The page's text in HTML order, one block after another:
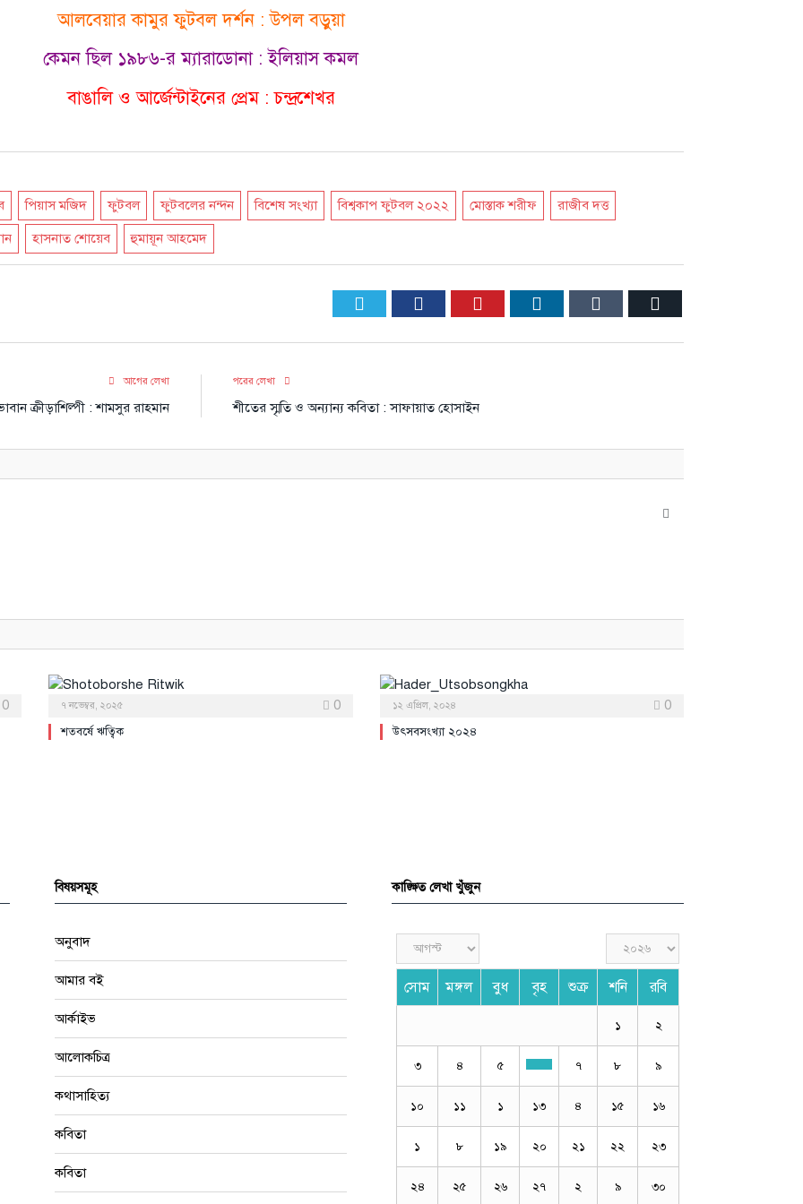
আলবেয়ার কামুর ফুটবল দর্শন : উপল বড়ুয়া
কেমন ছিল ১৯৮৬-র ম্যারাডোনা : ইলিয়াস কমল
বাঙালি ও আর্জেন্টাইনের প্রেম : চন্দ্রশেখর
পিয়াস মজিদ ফুটবল ফুটবলের নন্দন বিশেষ সংখ্যা বিশ্বকাপ ফুটবল ২০২২ মোস্তাক শরীফ রাজীব দত্ত
হাসনাত শোয়েব হুমায়ূন আহমেদ
Twitter Facebook Pinterest LinkedIn Tumblr
আগের লেখা
ক্রীড়াশিল্পী : শামসুর রাহমান
পরের লেখা
শীতের স্মৃতি ও অন্যান্য কবিতা : সাফায়াত হোসাইন
৭ নভেম্বর, ২০২৫ 0
শতবর্ষে ঋত্বিক
১২ এপ্রিল, ২০২৪ 0
উৎসবসংখ্যা ২০২৪
বিষয়সমূহ
অনুবাদ
আমার বই
আর্কাইভ
আলোকচিত্র
কথাসাহিত্য
কবিতা
কবিতা
কাঙ্ক্ষিত লেখা খুঁজুন
সোম মঙ্গল বুধ বৃহ শুক্র শনি রবি
১ ২
৩ ৪ ৫ ৭ ৮ ৯
১০ ১১ ১ ১৩ ৪ ১৫ ১৬
১ ৮ ১৯ ২০ ২১ ২২ ২৩
২৪ ২৫ ২৬ ২৭ ২ ৯ ৩০